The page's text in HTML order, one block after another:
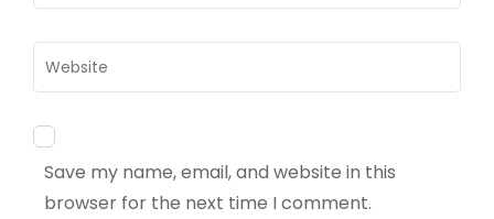
Website
Save my name, email, and website in this
browser for the next time I comment.